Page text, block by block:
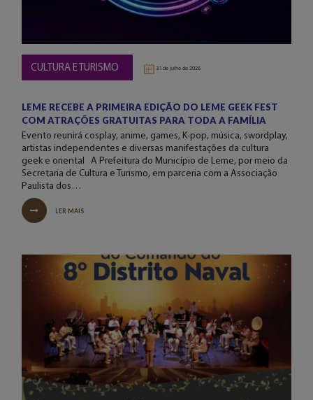
CULTURA E TURISMO 31 de julho de 2026
LEME RECEBE A PRIMEIRA EDIÇÃO DO LEME GEEK FEST
COM ATRAÇÕES GRATUITAS PARA TODA A FAMÍLIA
Evento reunirá cosplay, anime, games, K-pop, música, swordplay,
artistas independentes e diversas manifestações da cultura
geek e oriental A Prefeitura do Município de Leme, por meio da
Secretaria de Cultura e Turismo, em parceria com a Associação
Paulista dos…
LER MAIS